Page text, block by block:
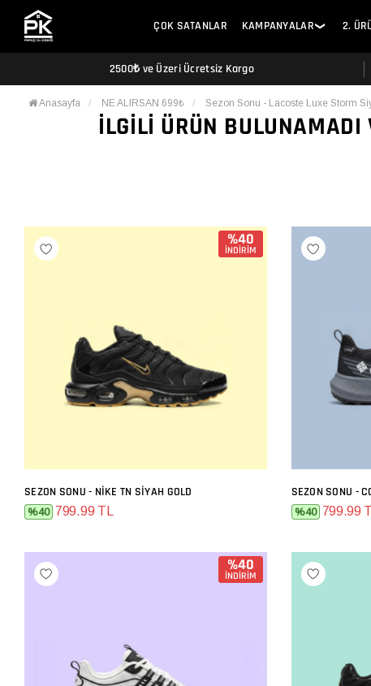
ÇOK SATANLAR KAMPANYALAR ❯ 2.
2500₺ ve Üzeri Ücretsiz Kargo
Anasayfa NE ALIRSAN 699₺ Sezon Sonu - Lacoste Luxe Storm
İLGILI ÜRÜN BULUNAMADI
%40
İNDİRİM
SEPETE EKLE
SEZON SONU - NIKE TN SIYAH GOLD
%40 799.99 TL
SEZON SONU -
%40 799.99
%40
İNDİRİM